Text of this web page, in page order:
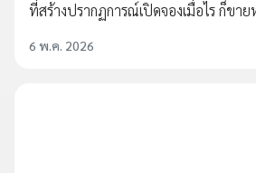
ที่สร้างปรากฏการณ์เปิดจองเมื่อไร ก็ขา
6 พ.ค. 2026